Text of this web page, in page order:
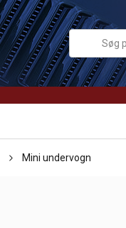
Mini undervogn